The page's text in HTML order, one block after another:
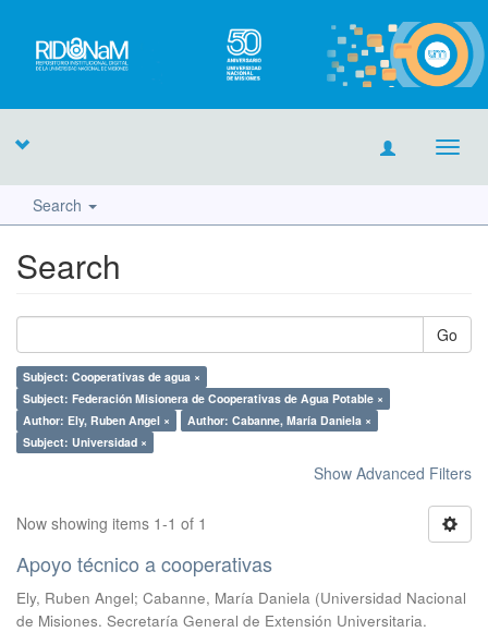
Search
Search
Go
Subject: Cooperativas de agua ×
Subject: Federación Misionera de Cooperativas de Agua Potable ×
Author: Ely, Ruben Angel ×
Author: Cabanne, María Daniela ×
Subject: Universidad ×
Show Advanced Filters
Now showing items 1-1 of 1
Apoyo técnico a cooperativas
Ely, Ruben Angel; Cabanne, María Daniela (Universidad Nacional
de Misiones. Secretaría General de Extensión Universitaria.